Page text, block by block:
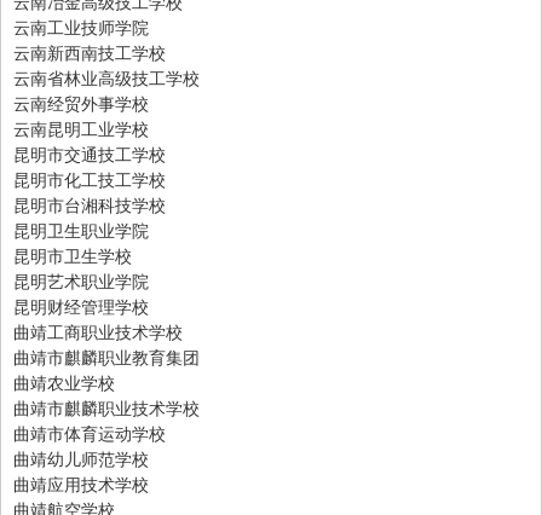
云南工业技师学院
云南新西南技工学校
云南省林业高级技工学校
云南经贸外事学校
云南昆明工业学校
昆明市交通技工学校
昆明市化工技工学校
昆明市台湘科技学校
昆明卫生职业学院
昆明市卫生学校
昆明艺术职业学院
昆明财经管理学校
曲靖工商职业技术学校
曲靖市麒麟职业教育集团
曲靖农业学校
曲靖市麒麟职业技术学校
曲靖市体育运动学校
曲靖幼儿师范学校
曲靖应用技术学校
曲靖航空学校